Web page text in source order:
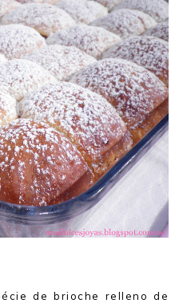
de brioche relleno de